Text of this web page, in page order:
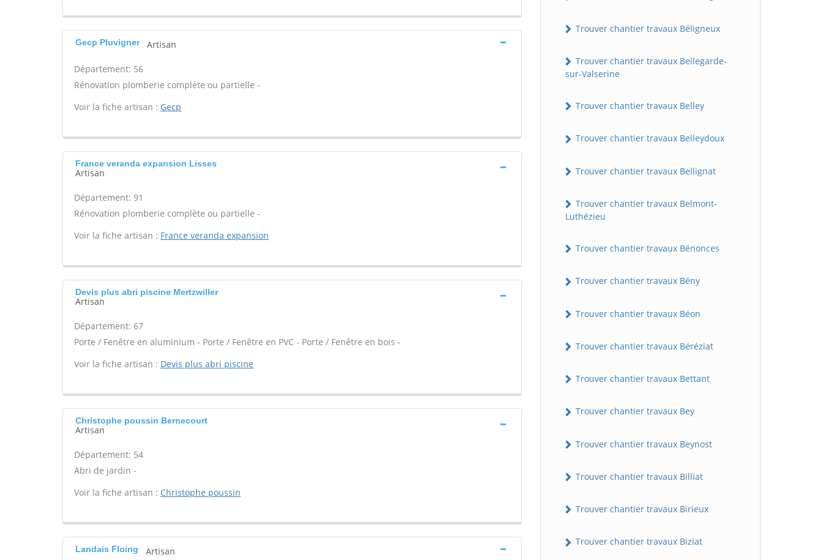
Gecp Pluvigner Artisan
Département: 56
Rénovation plomberie complète ou partielle -
Voir la fiche artisan : Gecp
France veranda expansion Lisses
Artisan
Département: 91
Rénovation plomberie complète ou partielle -
Voir la fiche artisan : France veranda expansion
Devis plus abri piscine Mertzwiller
Artisan
Département: 67
Porte / Fenêtre en aluminium - Porte / Fenêtre en PVC - Porte / Fenêtre en bois -
Voir la fiche artisan : Devis plus abri piscine
Christophe poussin Bernecourt
Artisan
Département: 54
Abri de jardin -
Voir la fiche artisan : Christophe poussin
Landais Floing Artisan
Trouver chantier travaux Béligneux
Trouver chantier travaux Bellegarde-
sur-Valserine
Trouver chantier travaux Belley
Trouver chantier travaux Belleydoux
Trouver chantier travaux Bellignat
Trouver chantier travaux Belmont-
Luthézieu
Trouver chantier travaux Bénonces
Trouver chantier travaux Bény
Trouver chantier travaux Béon
Trouver chantier travaux Béréziat
Trouver chantier travaux Bettant
Trouver chantier travaux Bey
Trouver chantier travaux Beynost
Trouver chantier travaux Billiat
Trouver chantier travaux Birieux
Trouver chantier travaux Biziat